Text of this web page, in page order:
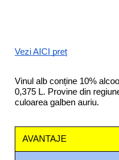
Vezi AICI preț
Vinul alb conține 10%
0,375 L. Provine din
culoarea galben auriu.
AVANTAJE